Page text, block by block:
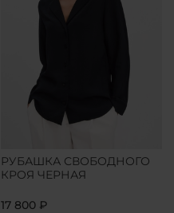
РУБАШКА СВОБОДНОГО
КРОЯ ЧЕРНАЯ
17 800 ₽